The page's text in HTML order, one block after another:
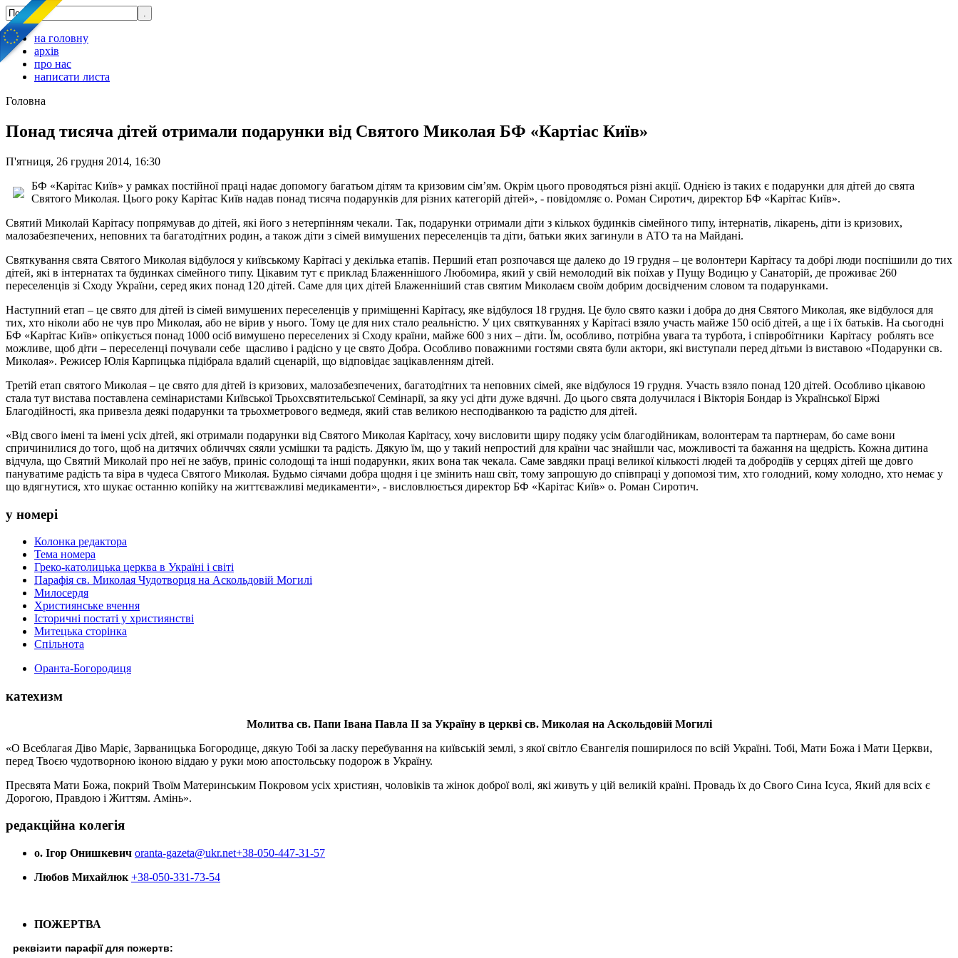
на головну
архів
про нас
написати листа
Головна
Понад тисяча дітей отримали подарунки від Святого Миколая БФ «Картіас Київ»
П'ятниця, 26 грудня 2014, 16:30
БФ «Карітас Київ» у рамках постійної праці надає допомогу багатьом дітям та кризовим сім’ям. Окрім цього проводяться різні акції. Однією із таких є подарунки для дітей до свята
Святого Миколая. Цього року Карітас Київ надав понад тисяча подарунків для різних категорій дітей», - повідомляє о. Роман Сиротич, директор БФ «Карітас Київ».
Святий Миколай Карітасу попрямував до дітей, які його з нетерпінням чекали. Так, подарунки отримали діти з кількох будинків сімейного типу, інтернатів, лікарень, діти із кризових,
малозабезпечених, неповних та багатодітних родин, а також діти з сімей вимушених переселенців та діти, батьки яких загинули в АТО та на Майдані.
Святкування свята Святого Миколая відбулося у київському Карітасі у декілька етапів. Перший етап розпочався ще далеко до 19 грудня – це волонтери Карітасу та добрі люди поспішили до тих
дітей, які в інтернатах та будинках сімейного типу. Цікавим тут є приклад Блаженнішого Любомира, який у свій немолодий вік поїхав у Пущу Водицю у Санаторій, де проживає 260
переселенців зі Сходу України, серед яких понад 120 дітей. Саме для цих дітей Блаженніший став святим Миколаєм своїм добрим досвідченим словом та подарунками.
Наступний етап – це свято для дітей із сімей вимушених переселенців у приміщенні Карітасу, яке відбулося 18 грудня. Це було свято казки і добра до дня Святого Миколая, яке відбулося для
тих, хто ніколи або не чув про Миколая, або не вірив у нього. Тому це для них стало реальністю. У цих святкуваннях у Карітасі взяло участь майже 150 осіб дітей, а ще і їх батьків. На сьогодні
БФ «Карітас Київ» опікується понад 1000 осіб вимушено переселених зі Сходу країни, майже 600 з них – діти. Їм, особливо, потрібна увага та турбота, і співробітники Карітасу роблять все
можливе, щоб діти – переселенці почували себе щасливо і радісно у це свято Добра. Особливо поважними гостями свята були актори, які виступали перед дітьми із виставою «Подарунки св.
Миколая». Режисер Юлія Карпицька підібрала вдалий сценарій, що відповідає зацікавленням дітей.
Третій етап святого Миколая – це свято для дітей із кризових, малозабезпечених, багатодітних та неповних сімей, яке відбулося 19 грудня. Участь взяло понад 120 дітей. Особливо цікавою
стала тут вистава поставлена семінаристами Київської Трьохсвятительської Семінарії, за яку усі діти дуже вдячні. До цього свята долучилася і Вікторія Бондар із Української Біржі
Благодійності, яка привезла деякі подарунки та трьохметрового ведмедя, який став великою несподіванкою та радістю для дітей.
«Від свого імені та імені усіх дітей, які отримали подарунки від Святого Миколая Карітасу, хочу висловити щиру подяку усім благодійникам, волонтерам та партнерам, бо саме вони
спричинилися до того, щоб на дитячих обличчях сяяли усмішки та радість. Дякую їм, що у такий непростий для країни час знайшли час, можливості та бажання на щедрість. Кожна дитина
відчула, що Святий Миколай про неї не забув, приніс солодощі та інші подарунки, яких вона так чекала. Саме завдяки праці великої кількості людей та добродіїв у серцях дітей ще довго
пануватиме радість та віра в чудеса Святого Миколая. Будьмо сіячами добра щодня і це змінить наш світ, тому запрошую до співпраці у допомозі тим, хто голодний, кому холодно, хто немає у
що вдягнутися, хто шукає останню копійку на життєважливі медикаменти», - висловлюється директор БФ «Карітас Київ» о. Роман Сиротич.
у номері
Колонка редактора
Тема номера
Греко-католицька церква в Україні і світі
Парафія св. Миколая Чудотворця на Аскольдовій Могилі
Милосердя
Християнське вчення
Історичні постаті у християнстві
Митецька сторінка
Спільнота
Оранта-Богородиця
катехизм
Молитва св. Папи Івана Павла ІІ за Україну в церкві св. Миколая на Аскольдовій Могилі
«О Всеблагая Діво Маріє, Зарваницька Богородице, дякую Тобі за ласку перебування на київській землі, з якої світло Євангелія поширилося по всій Україні. Тобі, Мати Божа і Мати Церкви,
перед Твоєю чудотворною іконою віддаю у руки мою апостольську подорож в Україну.
Пресвята Мати Божа, покрий Твоїм Материнським Покровом усіх християн, чоловіків та жінок доброї волі, які живуть у цій великій країні. Провадь їх до Свого Сина Ісуса, Який для всіх є
Дорогою, Правдою і Життям. Амінь».
редакційна колегія
о. Ігор Онишкевич oranta-gazeta@ukr.net+38-050-447-31-57
Любов Михайлюк +38-050-331-73-54
ПОЖЕРТВА
реквізити парафії для пожертв: